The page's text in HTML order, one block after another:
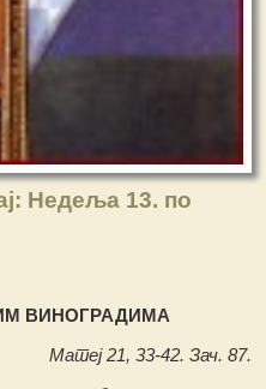
Недеља 13. по
ВИНОГРАДИМА
Матеј 21, 33-42. Зач. 87.